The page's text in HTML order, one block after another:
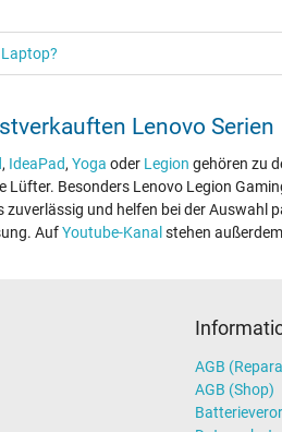
Lenovo Serien
, IdeaPad, Yoga oder Legion gehören zu
Lüfter. Besonders Lenovo Legion
und helfen bei der Auswahl
AufYoutube-Kanal stehen
AGB
AGB (Shop)